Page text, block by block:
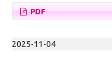
PDF
2025-11-04